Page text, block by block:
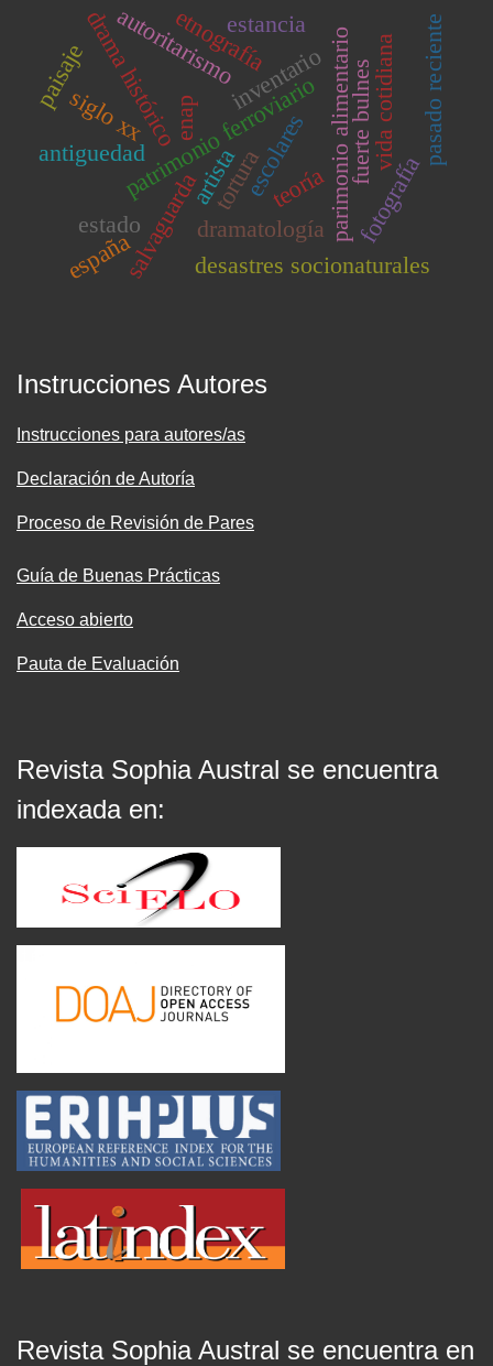
escolares parimonio alimentario
patrimonio ferroviario
dramatología
drama histórico fuerte bulnes
desastres socionaturales
salvaguarda
antiguedad
inventario
estado
autoritarismo
fotografía
siglo xx
españa
etnografía
paisaje pasado reciente
enap vida cotidiana
torturateoría
estancia
artista
Instrucciones Autores
Instrucciones para autores/as
Declaración de Autoría
Proceso de Revisión de Pares
Guía de Buenas Prácticas
Acceso abierto
Pauta de Evaluación
Revista Sophia Austral se encuentra
indexada en:
Revista Sophia Austral se encuentra en